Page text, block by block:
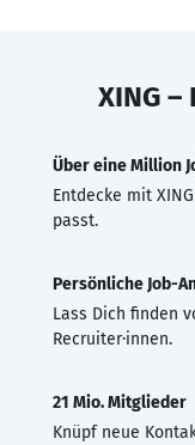
XING
Über eine Million
Entdecke mit
passt.
Persönliche Job-
Lass Dich finden
Recruiter·innen.
21 Mio. Mitglieder
Knüpf neue